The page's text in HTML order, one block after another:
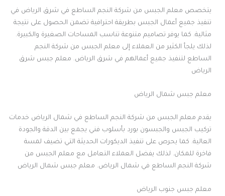
يتخصص معلم الجبس من شركة النجم الساطع في شرق الرياض في
تنفيذ جميع أعمال الجبس بطريقة احترافية تضمن الحصول على نتيجة
مثالية. كما يوفر تصاميم متنوعة تناسب المساحات الصغيرة والكبيرة.
لذلك يلجأ الكثير من العملاء إلى معلم الجبس من شركة النجم
الساطع لتنفيذ جميع أعمالهم في شرق الرياض. معلم جبس شرق
الرياض
معلم جبس شمال الرياض
يقدم معلم الجبس من شركة النجم الساطع في شمال الرياض خدمات
تركيب الجبس والجبسون بورد بأسلوب فني يجمع بين الدقة والجودة
العالية. كما يحرص على تنفيذ الديكورات الحديثة التي تضيف لمسة
فاخرة للمكان. لذلك يفضل العملاء التعامل مع معلم الجبس من
شركة النجم الساطع في شمال الرياض. معلم جبس شمال الرياض
معلم جبس جنوب الرياض